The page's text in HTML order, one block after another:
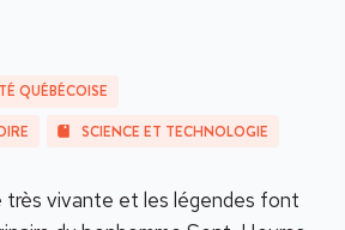
QUÉBÉCOISE
SCIENCE ET TECHNOLOGIE
vivante et les légendes font